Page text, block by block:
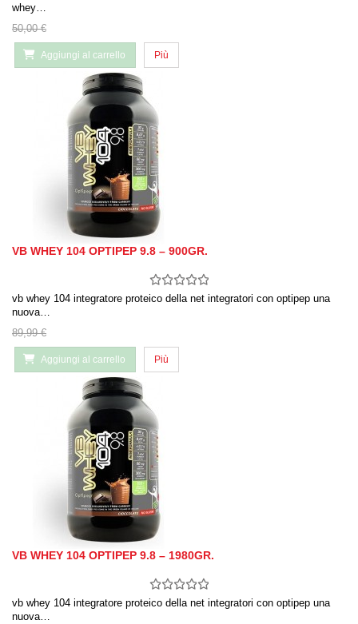
whey…
50,00 €
Aggiungi al carrello Più
VB WHEY 104 OPTIPEP 9.8 – 900GR.
vb whey 104 integratore proteico della net integratori con optipep una
nuova…
89,99 €
Aggiungi al carrello Più
VB WHEY 104 OPTIPEP 9.8 – 1980GR.
vb whey 104 integratore proteico della net integratori con optipep una
nuova…